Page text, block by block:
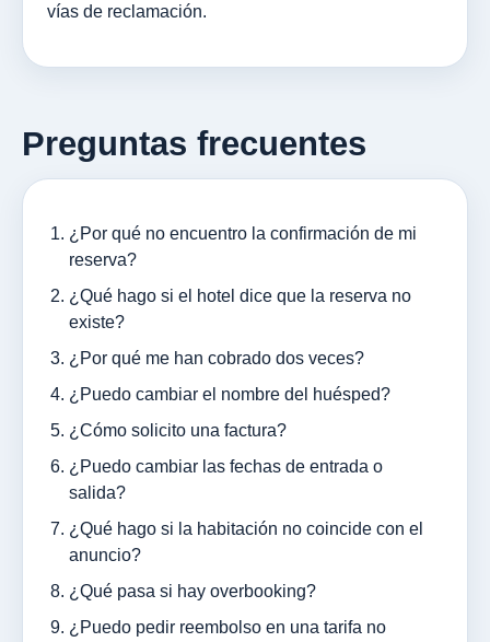
vías de reclamación.
Preguntas frecuentes
¿Por qué no encuentro la confirmación de mi
reserva?
¿Qué hago si el hotel dice que la reserva no
existe?
¿Por qué me han cobrado dos veces?
¿Puedo cambiar el nombre del huésped?
¿Cómo solicito una factura?
¿Puedo cambiar las fechas de entrada o
salida?
¿Qué hago si la habitación no coincide con el
anuncio?
¿Qué pasa si hay overbooking?
¿Puedo pedir reembolso en una tarifa no